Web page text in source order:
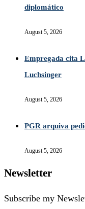
diplomático
August 5, 2026
Empregada cita
Luchsinger
August 5, 2026
PGR arquiva
August 5, 2026
Newsletter
Subscribe my